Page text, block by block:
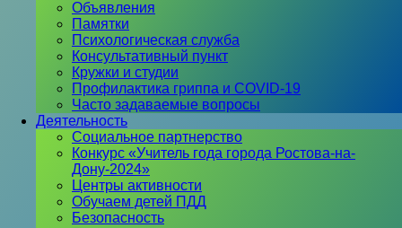
Объявления
Памятки
Психологическая служба
Консультативный пункт
Кружки и студии
Профилактика гриппа и COVID-19
Часто задаваемые вопросы
Деятельность
Социальное партнерство
Конкурс «Учитель года города Ростова-на-
Дону-2024»
Центры активности
Обучаем детей ПДД
Безопасность